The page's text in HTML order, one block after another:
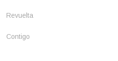
Revuelta
Contigo